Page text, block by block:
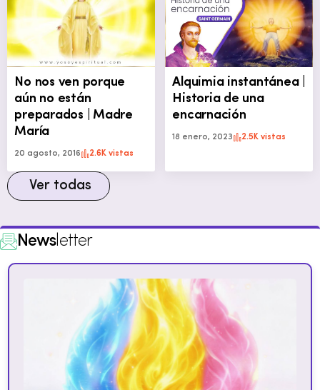
No nos ven porque
aún no están
preparados | Madre
María
20 agosto, 2016 2.6K vistas
Alquimia instantánea |
Historia de una
encarnación
18 enero, 2023 2.5K vistas
Ver todas
Newsletter